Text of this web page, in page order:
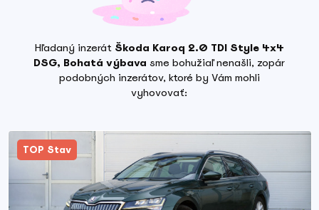
Hľadaný inzerátŠkoda Karoq 2.0 TDI Style 4x4
DSG, Bohatá výbava sme bohužiaľ nenašli, zopár
podobných inzerátov, ktoré by Vám mohli
vyhovovať:
TOP Stav